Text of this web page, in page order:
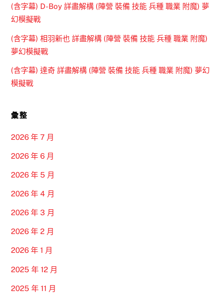
(含字幕) D-Boy 詳盡解構 (陣營 裝備 技能 兵種 職業 附魔) 夢
幻模擬戰
(含字幕) 相羽新也 詳盡解構 (陣營 裝備 技能 兵種 職業 附魔)
夢幻模擬戰
(含字幕) 達奇 詳盡解構 (陣營 裝備 技能 兵種 職業 附魔) 夢幻
模擬戰
彙整
2026 年 7 月
2026 年 6 月
2026 年 5 月
2026 年 4 月
2026 年 3 月
2026 年 2 月
2026 年 1 月
2025 年 12 月
2025 年 11 月